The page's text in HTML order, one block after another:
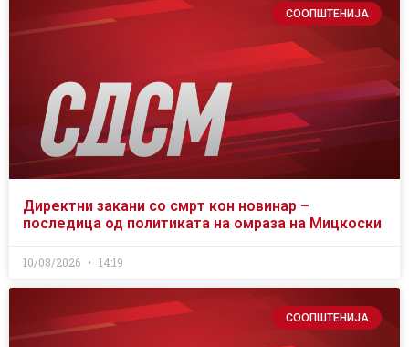
СООПШТЕНИЈА
Директни закани со смрт кон новинар –
последица од политиката на омраза на Мицкоски
10/08/2026 14:19
СООПШТЕНИЈА